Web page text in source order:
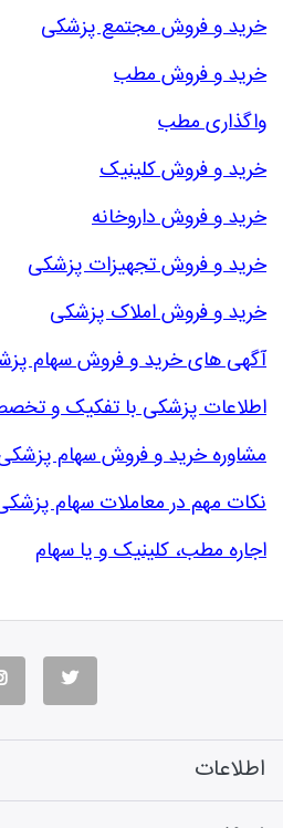
خرید و فروش مجتمع پزشکی
خرید و فروش مطب
واگذاری مطب
خرید و فروش کلینیک
خرید و فروش داروخانه
خرید و فروش تجهیزات پزشکی
خرید و فروش املاک پزشکی
آگهی های خرید و فروش سهام
اطلاعات پزشکی با تفکیک و
مشاوره خرید و فروش سهام
نکات مهم در معاملات سهام
اجاره مطب، کلینیک و یا سهام
اطلاعات